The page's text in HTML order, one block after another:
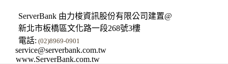
ServerBank 由力梭資訊股份有限公司建置@
新北市板橋區文化路一段268號3樓
電話: (02)8969-0901
service@serverbank.com.tw
www.ServerBank.com.tw